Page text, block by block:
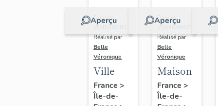
Aperçu
Dossier
Réalisé par
Belle
Véronique
Ville
France >
Île-de-
Aperçu
Dossier
Réalisé par
Belle
Véronique
Maison
France >
Île-de-